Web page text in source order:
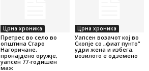
Црна хроника
Претрес во село во
општина Старо
Нагоричане,
пронајдено оружје,
уапсен 77-годишен
маж
Црна хроника
Уапсен возачот кој во
Скопје со „фиат пунто“
удри жена и избега,
возилото е одземено